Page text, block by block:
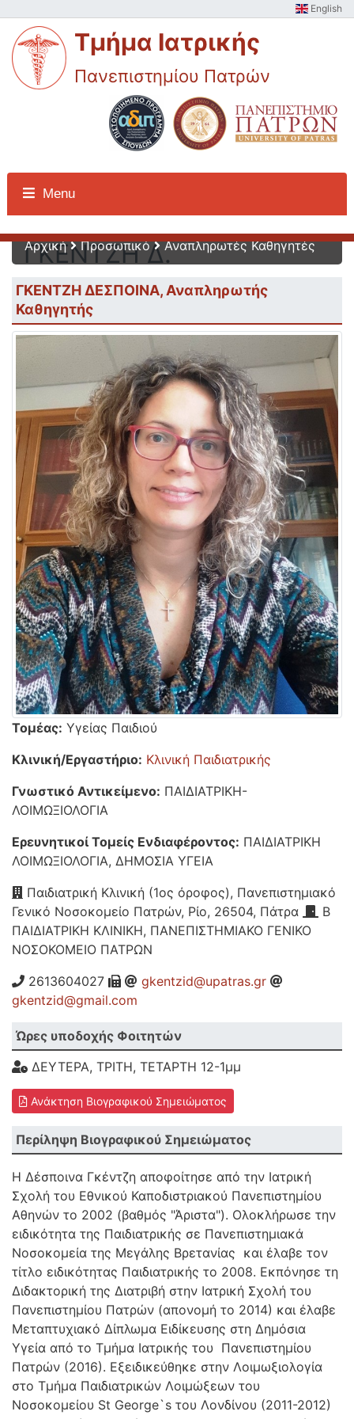
English
Τμήμα Ιατρικής
Πανεπιστημίου Πατρών
Menu
Προσωπικό -
ΓΚΕΝΤΖΗ Δ.
Αρχική Προσωπικό Αναπληρωτές Καθηγητές
ΓΚΕΝΤΖΗ ΔΕΣΠΟΙΝΑ, Αναπληρωτής
Καθηγητής
Τομέας: Υγείας Παιδιού
Κλινική/Εργαστήριο: Κλινική Παιδιατρικής
Γνωστικό Αντικείμενο: ΠΑΙΔΙΑΤΡΙΚΗ-
ΛΟΙΜΩΞΙΟΛΟΓΙΑ
Ερευνητικοί Τομείς Ενδιαφέροντος: ΠΑΙΔΙΑΤΡΙΚΗ
ΛΟΙΜΩΞΙΟΛΟΓΙΑ, ΔΗΜΟΣΙΑ ΥΓΕΙΑ
Παιδιατρική Κλινική (1ος όροφος), Πανεπιστημιακό
Γενικό Νοσοκομείο Πατρών, Ρίο, 26504, Πάτρα
B
ΠΑΙΔΙΑΤΡΙΚΗ ΚΛΙΝΙΚΗ, ΠΑΝΕΠΙΣΤΗΜΙΑΚΟ ΓΕΝΙΚΟ
ΝΟΣΟΚΟΜΕΙΟ ΠΑΤΡΩΝ
2613604027
gkentzid@upatras.gr
gkentzid@gmail.com
Ώρες υποδοχής Φοιτητών
ΔΕΥΤΕΡΑ, ΤΡΙΤΗ, ΤΕΤΑΡΤΗ 12-1μμ
Ανάκτηση Βιογραφικού Σημειώματος
Περίληψη Βιογραφικού Σημειώματος
Η Δέσποινα Γκέντζη αποφοίτησε από την Ιατρική
Σχολή του Εθνικού Καποδιστριακού Πανεπιστημίου
Αθηνών το 2002 (βαθμός "Άριστα"). Ολοκλήρωσε την
ειδικότητα της Παιδιατρικής σε Πανεπιστημιακά
Νοσοκομεία της Μεγάλης Βρετανίας και έλαβε τον
τίτλο ειδικότητας Παιδιατρικής το 2008. Εκπόνησε τη
Διδακτορική της Διατριβή στην Ιατρική Σχολή του
Πανεπιστημίου Πατρών (απονομή το 2014) και έλαβε
Μεταπτυχιακό Δίπλωμα Ειδίκευσης στη Δημόσια
Υγεία από το Τμήμα Ιατρικής του Πανεπιστημίου
Πατρών (2016). Εξειδικεύθηκε στην Λοιμωξιολογία
στο Τμήμα Παιδιατρικών Λοιμώξεων του
Νοσοκομείου St George`s του Λονδίνου (2011-2012)